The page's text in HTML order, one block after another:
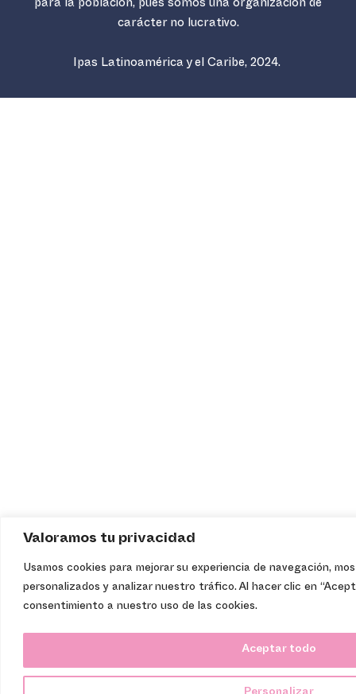
Valoramos tu privacidad
Usamos cookies para mejorar su experiencia de navegación,
personalizados y analizar nuestro tráfico. Al hacer clic en
consentimiento a nuestro uso de las cookies.
Personalizar
Aceptar todo
para la población, pues somos una organización de
carácter no lucrativo.
Ipas Latinoamérica y el Caribe, 2024.